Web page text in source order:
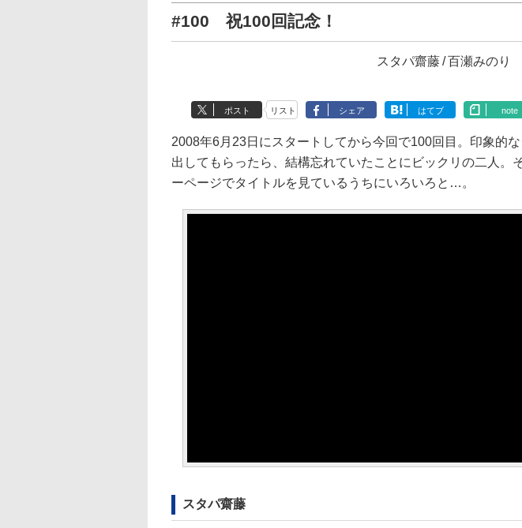
#100 祝100回記念！
スタパ齋藤 百瀬みのり
ポスト リスト シェア はてブ note
2008年6月23日にスタートしてから今回で100回目。印象的
出してもらったら、結構忘れていたことにビックリの二人。
ーページでタイトルを見ているうちにいろいろと…。
スタパ齋藤